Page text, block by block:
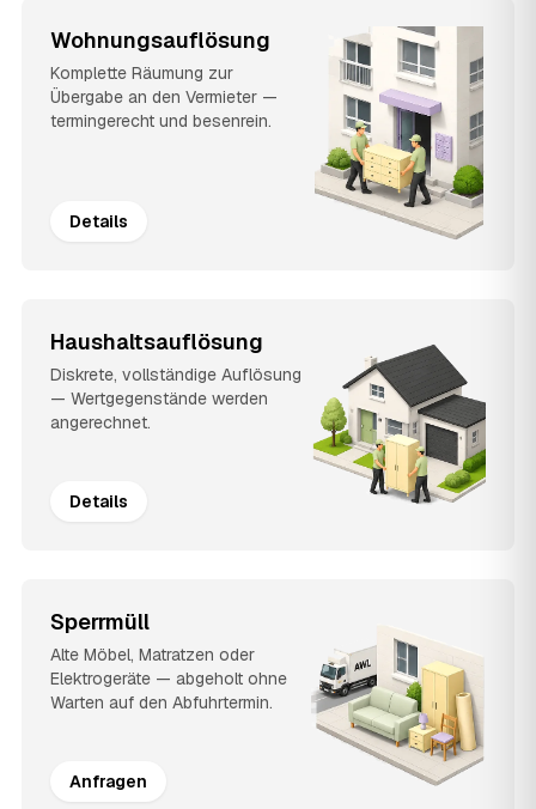
Wohnungsauflösung
Komplette Räumung zur
Übergabe an den Vermieter —
termingerecht und besenrein.
Details
Haushaltsauflösung
Diskrete, vollständige Auflösung
— Wertgegenstände werden
angerechnet.
Details
Sperrmüll
Alte Möbel, Matratzen oder
Elektrogeräte — abgeholt ohne
Warten auf den Abfuhrtermin.
Anfragen